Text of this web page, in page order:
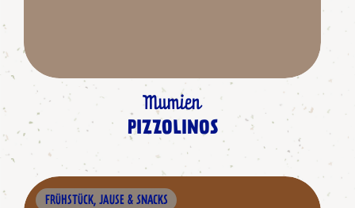
Mumien
PIZZOLINOS
FRÜHSTÜCK, JAUSE & SNACKS